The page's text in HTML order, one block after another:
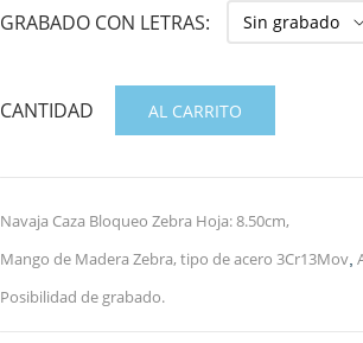
GRABADO CON LETRAS:
CANTIDAD AL CARRITO
Navaja Caza Bloqueo Zebra Hoja: 8.50cm,
Mango de Madera Zebra, tipo de acero 3Cr13Mov,
Posibilidad de grabado.